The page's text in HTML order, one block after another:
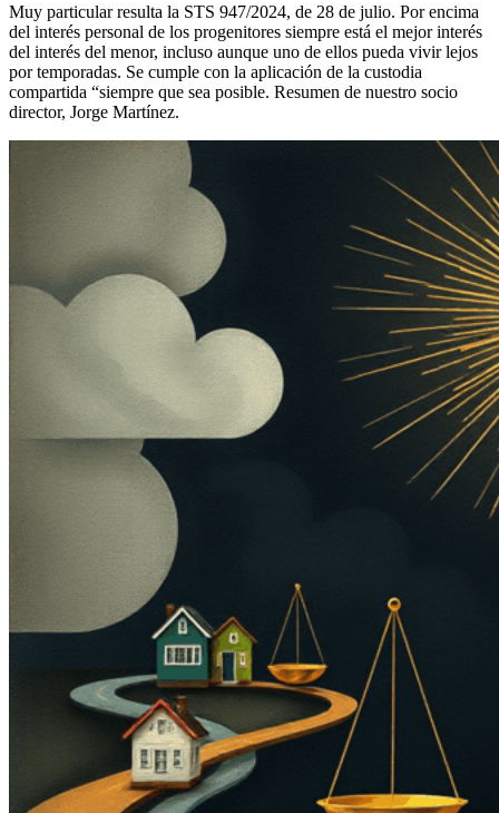
Muy particular resulta la STS 947/2024, de 28 de julio. Por encima
del interés personal de los progenitores siempre está el mejor interés
del interés del menor, incluso aunque uno de ellos pueda vivir lejos
por temporadas. Se cumple con la aplicación de la custodia
compartida “siempre que sea posible. Resumen de nuestro socio
director, Jorge Martínez.